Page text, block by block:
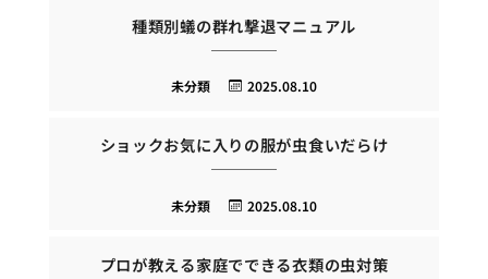
種類別蟻の群れ撃退マニュアル
2025.08.10
未分類
ショックお気に入りの服が虫食いだらけ
2025.08.10
未分類
プロが教える家庭でできる衣類の虫対策